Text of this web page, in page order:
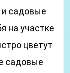
и садовые
на участке
цветут
садовые